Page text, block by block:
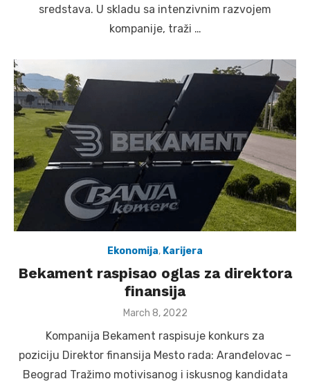
sredstava. U skladu sa intenzivnim razvojem
kompanije, traži …
Ekonomija, Karijera
Bekament raspisao oglas za direktora
finansija
Posted
March 8, 2022
Kompanija Bekament raspisuje konkurs za
poziciju Direktor finansija Mesto rada: Aranđelovac –
Beograd Tražimo motivisanog i iskusnog kandidata